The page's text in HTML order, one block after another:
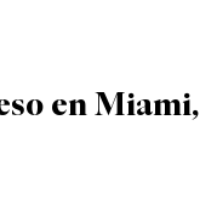
en Miami,